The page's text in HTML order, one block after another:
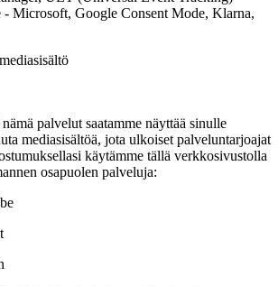
- Microsoft, Google Consent Mode, Klarna,
palvelut saatamme näyttää sinulle
mediasisältöä, jota ulkoiset palveluntarjoajat
käytämme tällä verkkosivustolla
osapuolen palveluja: